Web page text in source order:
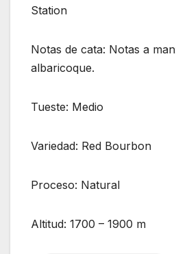
Station
Notas de cata: Notas a
albaricoque.
Tueste: Medio
Variedad: Red Bourbon
Proceso: Natural
Altitud: 1700 – 1900 m